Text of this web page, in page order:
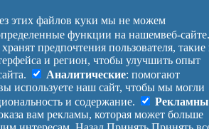
Политика
конфиденциальности
Манифест
О проекте
Обратная
связь
Украина
Вход |
Выход
этих файлов куки мы не можем
функции на нашемвеб-
хранят предпочтения пользователя, такие
и регион, чтобы улучшить опыт
Аналитические: помогают
используете наш сайт, чтобы мы могли
и содержание.
вам рекламы, которая может больше